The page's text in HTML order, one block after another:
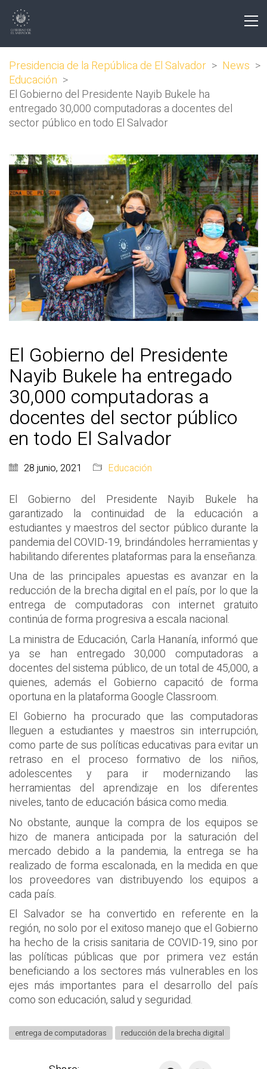
Presidencia de la República de El Salvador > News >
Educación >
El Gobierno del Presidente Nayib Bukele ha
entregado 30,000 computadoras a docentes del
sector público en todo El Salvador
El Gobierno del Presidente
Nayib Bukele ha entregado
30,000 computadoras a
docentes del sector público
en todo El Salvador
28 junio, 2021 Educación
El Gobierno del Presidente Nayib Bukele ha
garantizado la continuidad de la educación a
estudiantes y maestros del sector público durante la
pandemia del COVID-19, brindándoles herramientas y
habilitando diferentes plataformas para la enseñanza.
Una de las principales apuestas es avanzar en la
reducción de la brecha digital en el país, por lo que la
entrega de computadoras con internet gratuito
continúa de forma progresiva a escala nacional.
La ministra de Educación, Carla Hananía, informó que
ya se han entregado 30,000 computadoras a
docentes del sistema público, de un total de 45,000, a
quienes, además el Gobierno capacitó de forma
oportuna en la plataforma Google Classroom.
El Gobierno ha procurado que las computadoras
lleguen a estudiantes y maestros sin interrupción,
como parte de sus políticas educativas para evitar un
retraso en el proceso formativo de los niños,
adolescentes y para ir modernizando las
herramientas del aprendizaje en los diferentes
niveles, tanto de educación básica como media.
No obstante, aunque la compra de los equipos se
hizo de manera anticipada por la saturación del
mercado debido a la pandemia, la entrega se ha
realizado de forma escalonada, en la medida en que
los proveedores van distribuyendo los equipos a
cada país.
El Salvador se ha convertido en referente en la
región, no solo por el exitoso manejo que el Gobierno
ha hecho de la crisis sanitaria de COVID-19, sino por
las políticas públicas que por primera vez están
beneficiando a los sectores más vulnerables en los
ejes más importantes para el desarrollo del país
como son educación, salud y seguridad.
entrega de computadoras reducción de la brecha digital